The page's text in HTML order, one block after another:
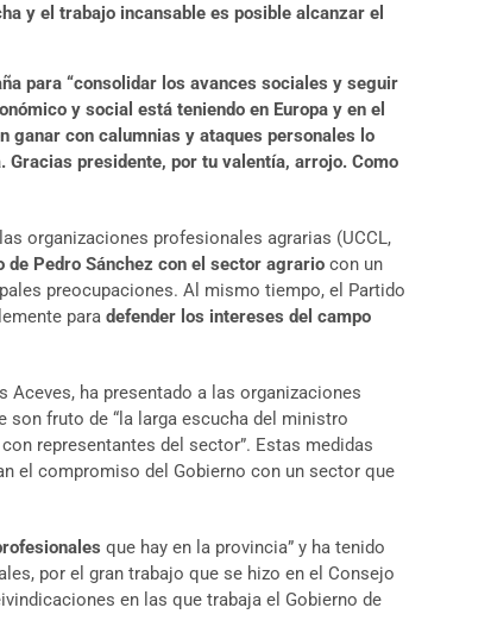
y el trabajo incansable es posible alcanzar el
para “consolidar los avances sociales y seguir
y social está teniendo en Europa y en el
ganar con calumnias y ataques personales lo
Gracias presidente, por tu valentía, arrojo. Como
organizaciones profesionales agrarias (UCCL,
de Pedro Sánchez con el sector agrario con un
preocupaciones. Al mismo tiempo, el Partido
para defender los intereses del campo
Aceves, ha presentado a las organizaciones
son fruto de “la larga escucha del ministro
representantes del sector”. Estas medidas
el compromiso del Gobierno con un sector que
que hay en la provincia” y ha tenido
por el gran trabajo que se hizo en el Consejo
en las que trabaja el Gobierno de